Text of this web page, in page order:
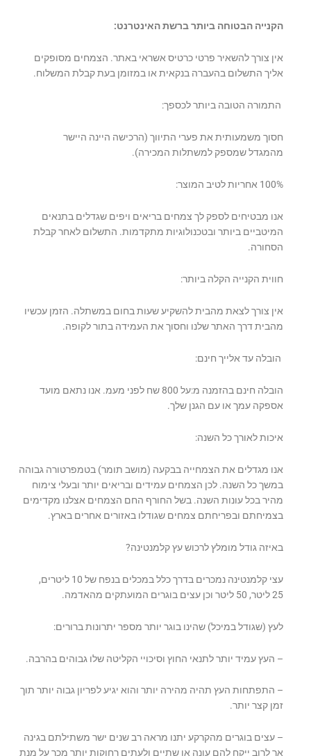
הקנייה הבטוחה ביותר ברשת האינטרנט:
אין צורך להשאיר פרטי כרטיס אשראי באתר. הצמחים מסופקים
אליך התשלום בהעברה בנקאית או במזומן בעת קבלת המשלוח.
התמורה הטובה ביותר לכספך:
חסוך משמעותית את פערי התיווך (הרכישה היינה היישר
מהמגדל שמספק למשתלות המכירה).
100% אחריות לטיב המוצר:
אנו מבטיחים לספק לך צמחים בריאים ויפים שגדלים בתנאים
המיטביים ביותר ובטכנולוגיות מתקדמות. התשלום לאחר קבלת
הסחורה.
חווית הקנייה הקלה ביותר:
אין צורך לצאת מהבית להשקיע שעות בחום במשתלה. הזמן עכשיו
מהבית דרך האתר שלנו וחסוך את העמידה בתור לקופה.
הובלה עד אלייך חינם:
הובלה חינם בהזמנה מ:על 800 שח לפני מעמ. אנו נתאם מועד
אספקה עמך או עם הגנן שלך.
איכות לאורך כל השנה:
אנו מגדלים את הצמחייה בבקעה (מושב תומר) בטמפרטורה גבוהה
במשך כל השנה. לכן הצמחים עמידים ובריאים יותר ובעלי צימוח
מהיר בכל עונות השנה. בשל החורף החם הצמחים אצלנו מקדימים
בצמיחתם ובפריחתם צמחים שגודלו באזורים אחרים בארץ.
באיזה גודל מומלץ לרכוש עץ קלמנטינה?
עצי קלמנטינה נמכרים בדרך כלל במכלים בנפח של 10 ליטרים,
25 ליטר, 50 ליטר וכן עצים בוגרים המועתקים מהאדמה.
לעץ (שגודל במיכל) שהינו בוגר יותר מספר יתרונות ברורים:
– העץ עמיד יותר לתנאי החוץ וסיכויי הקליטה שלו גבוהים בהרבה.
– התפתחות העץ תהיה מהירה יותר והוא יגיע לפריון גבוה יותר תוך
זמן קצר יותר.
– עצים בוגרים מהקרקע יתנו מראה רב שנים ישר משתילתם בגינה
אך לרוב ייקח להם עונה או שתיים ולעתים רחוקות יותר מכך על מנת